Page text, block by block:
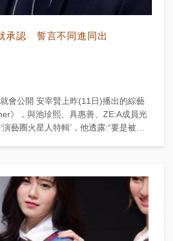
承認 誓言不同進同出
日)播出的綜藝
》，與池珍熙、具惠善、ZE:A成員光
藝圈火星人特輯’，他透露:“要是被發